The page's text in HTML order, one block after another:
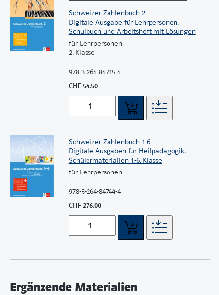
Schweizer Zahlenbuch 2
Digitale Ausgabe für Lehrpersonen.
Schulbuch und Arbeitsheft mit Lösungen
für Lehrpersonen
2. Klasse
978-3-264-84715-4
CHF 54.50
Schweizer Zahlenbuch 1-6
Digitale Ausgaben für Heilpädagogik.
Schülermaterialien 1.-6. Klasse
für Lehrpersonen
978-3-264-84744-4
CHF 276.00
Ergänzende Materialien